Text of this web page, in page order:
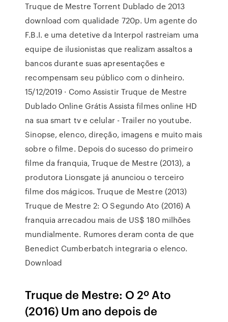
Truque de Mestre Torrent Dublado de 2013
download com qualidade 720p. Um agente do
F.B.I. e uma detetive da Interpol rastreiam uma
equipe de ilusionistas que realizam assaltos a
bancos durante suas apresentações e
recompensam seu público com o dinheiro.
15/12/2019 · Como Assistir Truque de Mestre
Dublado Online Grátis Assista filmes online HD
na sua smart tv e celular - Trailer no youtube.
Sinopse, elenco, direção, imagens e muito mais
sobre o filme. Depois do sucesso do primeiro
filme da franquia, Truque de Mestre (2013), a
produtora Lionsgate já anunciou o terceiro
filme dos mágicos. Truque de Mestre (2013)
Truque de Mestre 2: O Segundo Ato (2016) A
franquia arrecadou mais de US$ 180 milhões
mundialmente. Rumores deram conta de que
Benedict Cumberbatch integraria o elenco.
Download
Truque de Mestre: O 2º Ato
(2016) Um ano depois de